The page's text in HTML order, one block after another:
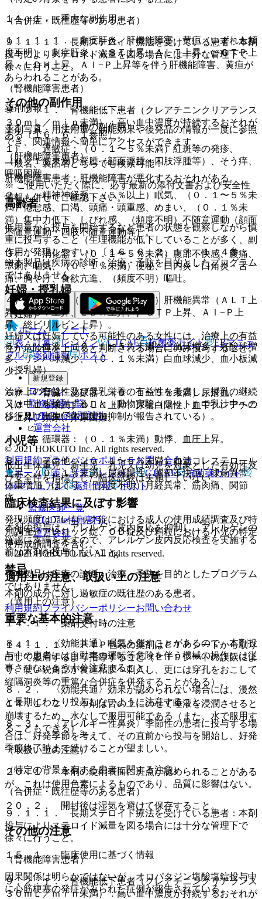
（合併症・既往歴等のある患者）
９．１．１． 長期ステロイド療法を受けている患者：本剤
投与によりステロイド減量を図る場合には十分な管理下で
徐々に行うこと。
（腎機能障害患者）
９．２．１． 腎機能低下患者（クレアチニンクリアランス
３０ｍＬ／ｍｉｎ未満）：高い血中濃度が持続するおそれが
ある〔１６．６．１参照〕。
（肝機能障害患者）
肝機能障害患者：肝機能障害が悪化するおそれがある。
高齢者
低用量から投与を開始するなど患者の状態を観察しながら慎
重に投与すること（生理機能が低下していることが多く、副
作用が発現しやすい）〔１６．６．２、１７．１．４参
照〕。
妊婦・授乳婦
（妊婦）
妊婦又は妊娠している可能性のある女性には、治療上の有益
性が危険性を上回ると判断される場合にのみ投与すること。
（授乳婦）
治療上の有益性及び母乳栄養の有益性を考慮し、授乳の継続
又は中止を検討すること（動物実験（ラット）で乳汁中への
移行及び出生仔体重増加抑制が報告されている）。
小児等
低出生体重児、新生児、乳児又は幼児を対象とした有効性及
び安全性を指標とした臨床試験は実施していない。
臨床検査結果に及ぼす影響
本剤の投与は、アレルゲン皮内反応を抑制し、アレルゲンの
確認に支障を来すので、アレルゲン皮内反応検査を実施する
前は本剤を投与しないこと。
適用上の注意、取扱い上の注意
（適用上の注意）
１４．１． 薬剤交付時の注意
１４．１．１． ＰＴＰ包装の薬剤はＰＴＰシートから取り
出して服用するよう指導すること（ＰＴＰシートの誤飲によ
り、硬い鋭角部が食道粘膜へ刺入し、更には穿孔をおこして
縦隔洞炎等の重篤な合併症を併発することがある）。
１４．１．２． 本剤は舌の上にのせて唾液を浸潤させると
崩壊するため、水なしで服用可能である（また、水で服用す
ることもできる）。
（取扱い上の注意）
２０．１． 本剤の錠剤表面に斑点が認められることがある
が、これは使用色素によるものであり、品質に影響はない。
２０．２． 開封後は湿気を避けて保存すること。
その他の注意
１５．１． 臨床使用に基づく情報
因果関係は明らかではないが、オロパタジン塩酸塩錠投与中
に心筋梗塞の発症がみられた症例が報告されている。
１１．１． 重大な副作用
１１．１．１． 劇症肝炎、肝機能障害、黄疸（いずれも頻
度不明）：劇症肝炎、ＡＳＴ上昇、ＡＬＴ上昇、γ−ＧＴＰ上
昇、ＬＤＨ上昇、Ａｌ−Ｐ上昇等を伴う肝機能障害、黄疸が
あらわれることがある。
その他の副作用
１１．２． その他の副作用
１）． 過敏症：（０．１〜５％未満）紅斑等の発疹、
（０．１％未満）浮腫（顔面浮腫・四肢浮腫等）、そう痒、
呼吸困難。
２）． 精神神経系：（５％以上）眠気、（０．１〜５％未
満）倦怠感、口渇、頭痛・頭重感、めまい、（０．１％未
満）集中力低下、しびれ感、（頻度不明）不随意運動（顔面
不随意運動・四肢不随意運動等）。
３）． 消化器：（０．１〜５％未満）腹部不快感、腹痛、
下痢、嘔気、（０．１％未満）便秘、口内炎・口角炎・舌
痛、胸やけ、食欲亢進、（頻度不明）嘔吐。
４）． 肝臓：（０．１〜５％未満）肝機能異常（ＡＬＴ上
昇、ＡＳＴ上昇、ＬＤＨ上昇、γ−ＧＴＰ上昇、Ａｌ−Ｐ上
昇、総ビリルビン上昇）。
５）． 血液：（０．１〜５％未満）白血球増多、好酸球増
多、リンパ球減少、（０．１％未満）白血球減少、血小板減
少。
６）． 腎臓・泌尿器：（０．１〜５％未満）尿潜血、
（０．１％未満）ＢＵＮ上昇、尿蛋白陽性、血中クレアチニ
ン上昇、頻尿、排尿困難。
７）． 循環器：（０．１％未満）動悸、血圧上昇。
８）． その他：（０．１〜５％未満）血清コレステロール
上昇、（０．１％未満）尿糖陽性、胸部不快感、味覚異常、
体重増加、ほてり、（頻度不明）月経異常、筋肉痛、関節
痛。
発現頻度はアレロック錠における成人の使用成績調査及び特
別調査、アレロック錠、ＯＤ錠及び顆粒における小児の特定
使用成績調査を含む。
禁忌
本剤の成分に対し過敏症の既往歴のある患者。
重要な基本的注意
８．１． 〈効能共通〉眠気を催すことがあるので、本剤投
与中の患者には自動車の運転等危険を伴う機械の操作には従
事させないよう十分注意すること。
８．２． 〈効能共通〉効果が認められない場合には、漫然
と長期にわたり投与しないように注意すること。
８．３． 〈アレルギー性鼻炎〉季節性の患者に投与する場
合は、好発季節を考えて、その直前から投与を開始し、好発
季節終了時まで続けることが望ましい。
（特定の背景を有する患者に関する注意）
（合併症・既往歴等のある患者）
９．１．１． 長期ステロイド療法を受けている患者：本剤
投与によりステロイド減量を図る場合には十分な管理下で
徐々に行うこと。
（腎機能障害患者）
９．２．１． 腎機能低下患者（クレアチニンクリアランス
３０ｍＬ／ｍｉｎ未満）：高い血中濃度が持続するおそれが
薬剤情報
薬剤写真、用法用量、効能効果や後発品の情報が一度に参照
でき、関連情報へ簡単にアクセスができます。
一般名、製品名どちらでも検索可能！
※ ご使用いただく際に、必ず最新の添付文書および安全性
情報も併せてご確認下さい。
※本製品は疾病の診断・治療・予防を目的としたプログラム
ではありません。
ホーム
ノート
表・計算
レジメン CTCAE 抗菌薬ガイド
ERマニュ
アル
薬剤情報 ポスト
新規登録
ログイン
監修医師一覧
UpToDate特別割引
運営会社
© 2021 HOKUTO Inc. All rights reserved.
利用規約プライバシーポリシーお問い合わせ
ホーム
表・計算 レジメン CTCAE
抗菌薬ガイド
ERマニュアル
薬剤情報 ポスト
監修医師一覧
UpToDate特別割引
運営会社
© 2021 HOKUTO Inc. All rights reserved.
※本製品は疾病の診断・治療・予防を目的としたプログラム
ではありません。
利用規約プライバシーポリシーお問い合わせ